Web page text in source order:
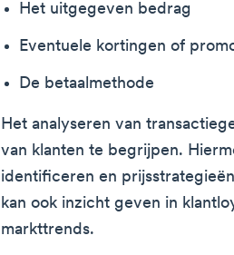
Het uitgegeven bedrag
Eventuele kortingen of
De betaalmethode
Het analyseren van
van klanten te begrijpen.
identificeren en
kan ook inzicht geven in
markttrends.